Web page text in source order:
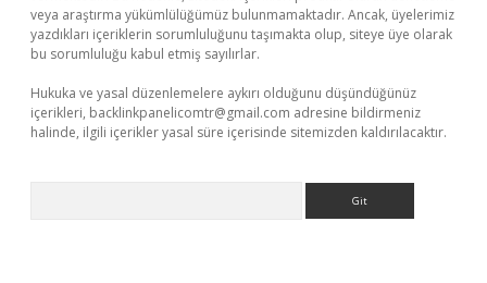
veya araştırma yükümlülüğümüz bulunmamaktadır. Ancak, üyelerimiz
yazdıkları içeriklerin sorumluluğunu taşımakta olup, siteye üye olarak
bu sorumluluğu kabul etmiş sayılırlar.
Hukuka ve yasal düzenlemelere aykırı olduğunu düşündüğünüz
içerikleri, backlinkpanelicomtr@gmail.com adresine bildirmeniz
halinde, ilgili içerikler yasal süre içerisinde sitemizden kaldırılacaktır.